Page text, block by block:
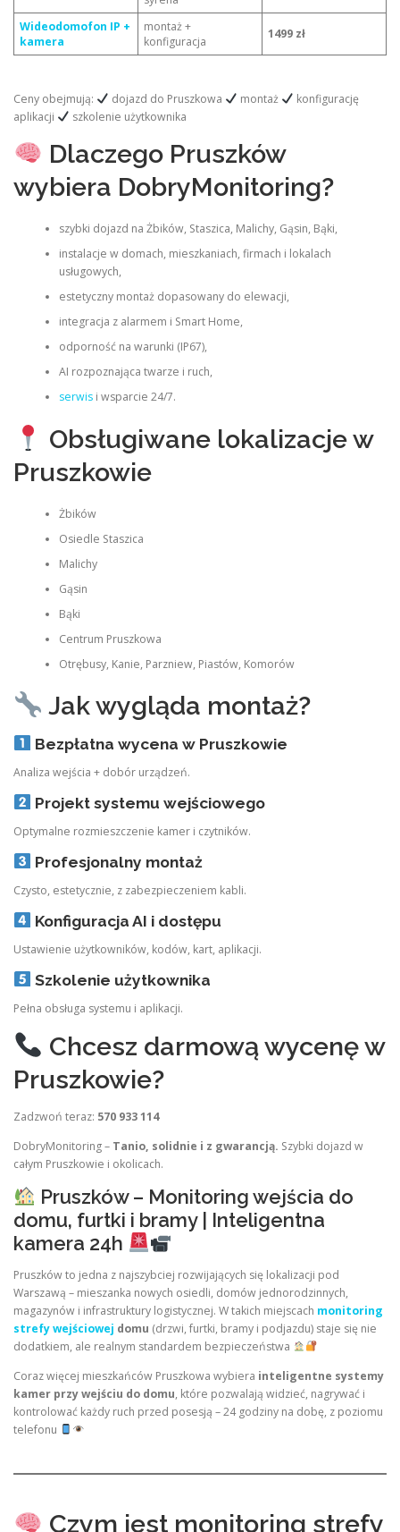
Wideodomofon IP +
kamera
montaż +
konfiguracja
1499 zł
Ceny obejmują: dojazd do Pruszkowa montaż
konfigurację
aplikacji
szkolenie użytkownika
Dlaczego Pruszków
wybiera DobryMonitoring?
szybki dojazd na Żbików, Staszica, Malichy, Gąsin, Bąki,
instalacje w domach, mieszkaniach, firmach i lokalach
usługowych,
estetyczny montaż dopasowany do elewacji,
integracja z alarmem i Smart Home,
odporność na warunki (IP67),
AI rozpoznająca twarze i ruch,
serwisi wsparcie 24/7.
Obsługiwane lokalizacje w
Pruszkowie
Żbików
Osiedle Staszica
Malichy
Gąsin
Bąki
Centrum Pruszkowa
Otrębusy, Kanie, Parzniew, Piastów, Komorów
Jak wygląda montaż?
Bezpłatna wycena w Pruszkowie
Analiza wejścia + dobór urządzeń.
Projekt systemu wejściowego
Optymalne rozmieszczenie kamer i czytników.
Profesjonalny montaż
Czysto, estetycznie, z zabezpieczeniem kabli.
Konfiguracja AI i dostępu
Ustawienie użytkowników, kodów, kart, aplikacji.
Szkolenie użytkownika
Pełna obsługa systemu i aplikacji.
Chcesz darmową wycenę w
Pruszkowie?
Zadzwoń teraz: 570 933 114
DobryMonitoring – Tanio, solidnie i z gwarancją. Szybki dojazd w
całym Pruszkowie i okolicach.
Pruszków – Monitoring wejścia do
domu, furtki i bramy | Inteligentna
kamera 24h
Pruszków to jedna z najszybciej rozwijających się lokalizacji pod
Warszawą – mieszanka nowych osiedli, domów jednorodzinnych,
magazynów i infrastruktury logistycznej. W takich miejscach monitoring
strefy wejściowej domu (drzwi, furtki, bramy i podjazdu) staje się nie
dodatkiem, ale realnym standardem bezpieczeństwa
Coraz więcej mieszkańców Pruszkowa wybiera inteligentne systemy
kamer przy wejściu do domu, które pozwalają widzieć, nagrywać i
kontrolować każdy ruch przed posesją – 24 godziny na dobę, z poziomu
telefonu
Czym jest monitoring strefy